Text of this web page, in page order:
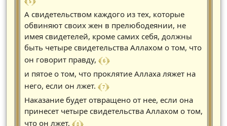
А свидетельством каждого из тех, которые
обвиняют своих жен в прелюбодеянии, не
имея свидетелей, кроме самих себя, должны
быть четыре свидетельства Аллахом о том, что
он говорит правду, ﴾ 6 ﴿
и пятое о том, что проклятие Аллаха ляжет на
него, если он лжет. ﴾ 7 ﴿
Наказание будет отвращено от нее, если она
принесет четыре свидетельства Аллахом о том,
что он лжет,